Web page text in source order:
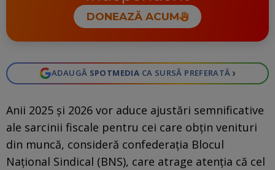
DONEAZĂ ACUM
ADAUGĂ SPOTMEDIA CA SURSĂ PREFERATĂ ›
Anii 2025 şi 2026 vor aduce ajustări semnificative
ale sarcinii fiscale pentru cei care obţin venituri
din muncă, consideră confederația Blocul
Național Sindical (BNS), care atrage atenția că cel